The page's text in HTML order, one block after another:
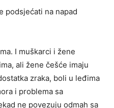
podsjećati na napad
I muškarci i žene
ali žene češće imaju
zraka, boli u leđima
i problema sa
ne povezuju odmah sa